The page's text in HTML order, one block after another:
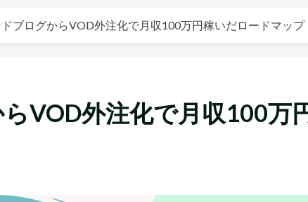
ドブログからVOD外注化で月収100万円稼いだロードマップ
VOD外注化で月収100万